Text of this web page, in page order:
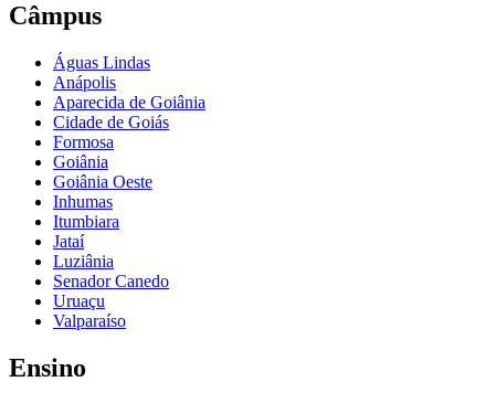
Câmpus
Águas Lindas
Anápolis
Aparecida de Goiânia
Cidade de Goiás
Formosa
Goiânia
Goiânia Oeste
Inhumas
Itumbiara
Jataí
Luziânia
Senador Canedo
Uruaçu
Valparaíso
Ensino